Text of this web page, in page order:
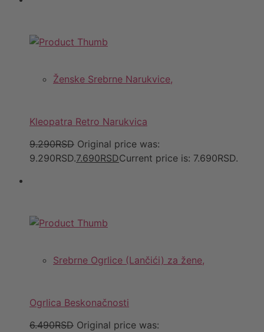
Ženske Srebrne Narukvice,
Kleopatra Retro Narukvica
9.290RSD Original price was:
9.290RSD.7.690RSDCurrent price is: 7.690RSD.
Srebrne Ogrlice (Lančići) za žene,
Ogrlica Beskonačnosti
6.490RSD Original price was: